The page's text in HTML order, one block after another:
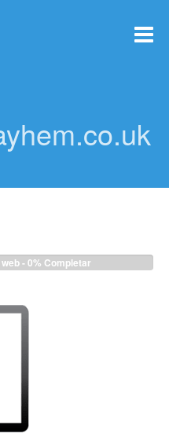
-2% Completar